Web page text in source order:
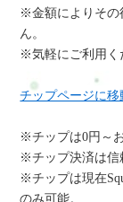
※金額によりその
ん。
※気軽にご利用く
チップページに移
※チップは0円～
※チップ決済は信
※チップは現在
のみ可能。